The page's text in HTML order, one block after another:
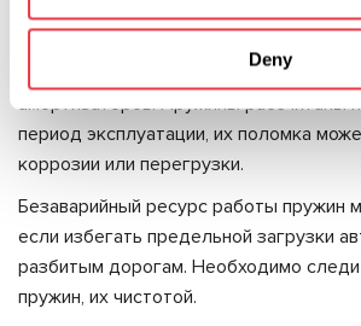
Deny
Пружины авто подвержены износу,
дальнейшем на ресурс работы
амортизаторов. Пружины рассчитаны
период эксплуатации, их поломка
коррозии или перегрузки.
Безаварийный ресурс работы пружин
если избегать предельной загрузки
разбитым дорогам. Необходимо
пружин, их чистотой.